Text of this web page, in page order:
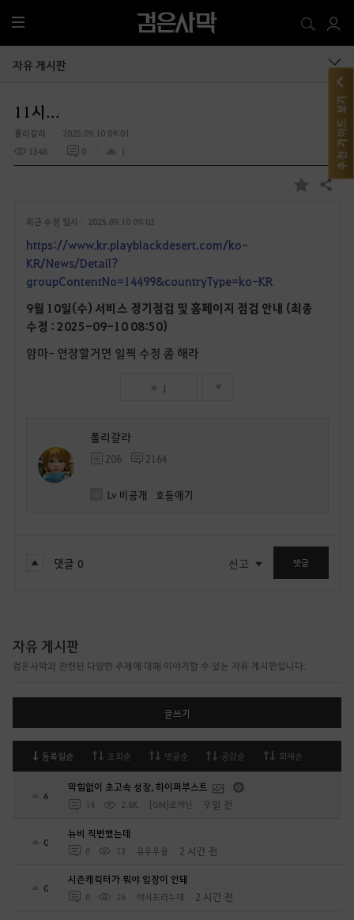
전
체
메
자유 게시판
11시...
폴리갈라
2025.09.10 09:01
1348
0 1
즐
공유하기
최근 수정 일시 : 2025.09.10 09:03
https://www.kr.playblackdesert.com/ko-
KR/News/Detail?
groupContentNo=14499&countryType=ko-KR
9월 10일(수) 서비스 정기점검 및 홈페이지 점검 안내 (최종
수정 : 2025-09-10 08:50)
얌마- 연장할거면 일찍 수정 좀 해라
1
폴리갈라
206 2164
Lv 비공개 호들애기
댓글 0 신고 댓글
자유 게시판
검은사막과 관련된 다양한 주제에 대해 이야기할 수 있는 자유 게시판입니다.
글쓰기
등록일순 조회순 댓글순 공감순 화제순
6
막힘없이 초고속 성장, 하이퍼부스트
14 2.8K [GM]로아닌 9 일 전
0
뉴비 직변했는데
0 13 유우우웅 2 시간 전
0
시즌캐릭터가 뭐야 입장이 안돼
0 26 아시드라누대 2 시간 전
추천 가이드 보기